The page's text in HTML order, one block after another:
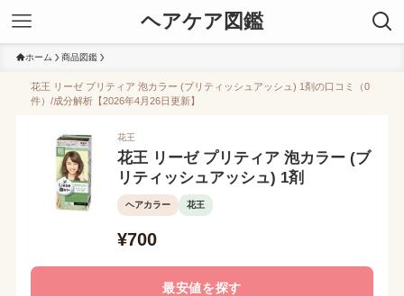
ヘアケア図鑑
ホーム 商品図鑑
花王 リーゼ プリティア 泡カラー (ブリティッシュアッシュ) 1剤の口コミ（0
件）/成分解析【2026年4月26日更新】
花王
花王 リーゼ プリティア 泡カラー (ブ
リティッシュアッシュ) 1剤
ヘアカラー 花王
¥700
最安値を探す